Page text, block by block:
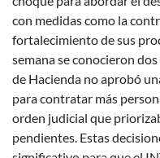
con medidas como la
fortalecimiento de sus
semana se conocieron
de Hacienda no aprobó
para contratar más
orden judicial que
pendientes. Estas